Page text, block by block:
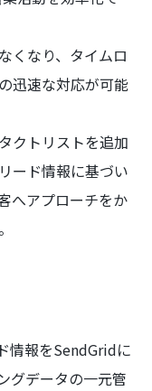
くなり、タイムロ
迅速な対応が可能
クトリストを追加
ード情報に基づい
へアプローチをか
情報をSendGridに
グデータの一元管